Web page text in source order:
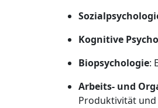
Kognitive
Biopsychologie:
Arbeits- und
Produktivität